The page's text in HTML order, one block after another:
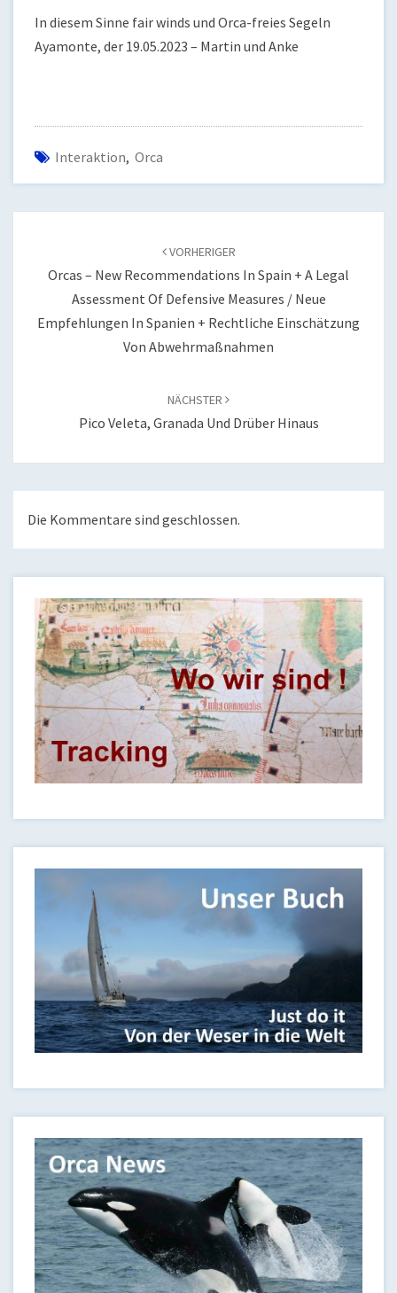
In diesem Sinne fair winds und Orca-freies Segeln
Ayamonte, der 19.05.2023 – Martin und Anke
Interaktion, Orca
VORHERIGER
Orcas – New Recommendations In Spain + A Legal
Assessment Of Defensive Measures / Neue
Empfehlungen In Spanien + Rechtliche Einschätzung
Von Abwehrmaßnahmen
NÄCHSTER
Pico Veleta, Granada Und Drüber Hinaus
Die Kommentare sind geschlossen.